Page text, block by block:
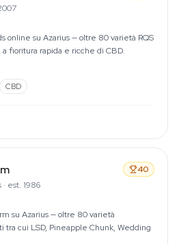
online su Azarius — oltre 80 varietà RQS
fioritura rapida e ricche di CBD.
CBD
· est. 1986
40
su Azarius — oltre 80 varietà
cui LSD, Pineapple Chunk, Wedding